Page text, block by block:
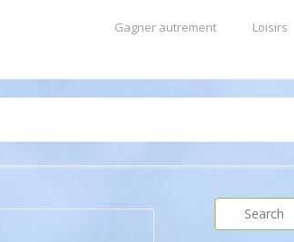
Gagner autrement Loisirs